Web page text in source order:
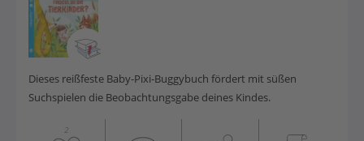
Dieses reißfeste Baby-Pixi-Buggybuch fördert mit süßen
Suchspielen die Beobachtungsgabe deines Kindes.
2